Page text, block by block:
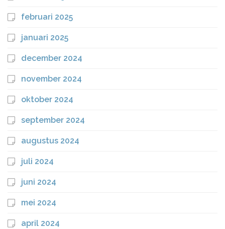
februari 2025
januari 2025
december 2024
november 2024
oktober 2024
september 2024
augustus 2024
juli 2024
juni 2024
mei 2024
april 2024